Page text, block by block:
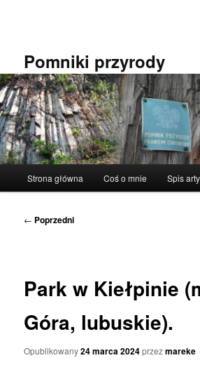
Pomniki przyrody
Strona główna Coś o mnie Spis
Nawigacja
← Poprzedni
Park w Kiełpinie
Góra, lubuskie).
Opublikowany24 marca 2024przezmareke